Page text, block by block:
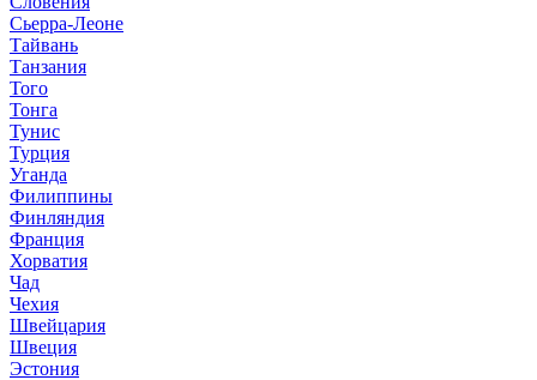
Сьерра-Леоне
Тайвань
Танзания
Того
Тонга
Тунис
Турция
Уганда
Филиппины
Финляндия
Франция
Хорватия
Чад
Чехия
Швейцария
Швеция
Эстония